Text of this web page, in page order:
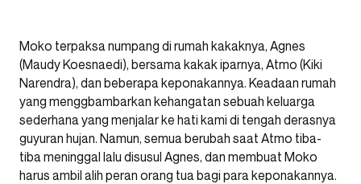
Moko terpaksa numpang di rumah kakaknya, Agnes
(Maudy Koesnaedi), bersama kakak iparnya, Atmo (Kiki
Narendra), dan beberapa keponakannya. Keadaan rumah
yang menggbambarkan kehangatan sebuah keluarga
sederhana yang menjalar ke hati kami di tengah derasnya
guyuran hujan. Namun, semua berubah saat Atmo tiba-
tiba meninggal lalu disusul Agnes, dan membuat Moko
harus ambil alih peran orang tua bagi para keponakannya.